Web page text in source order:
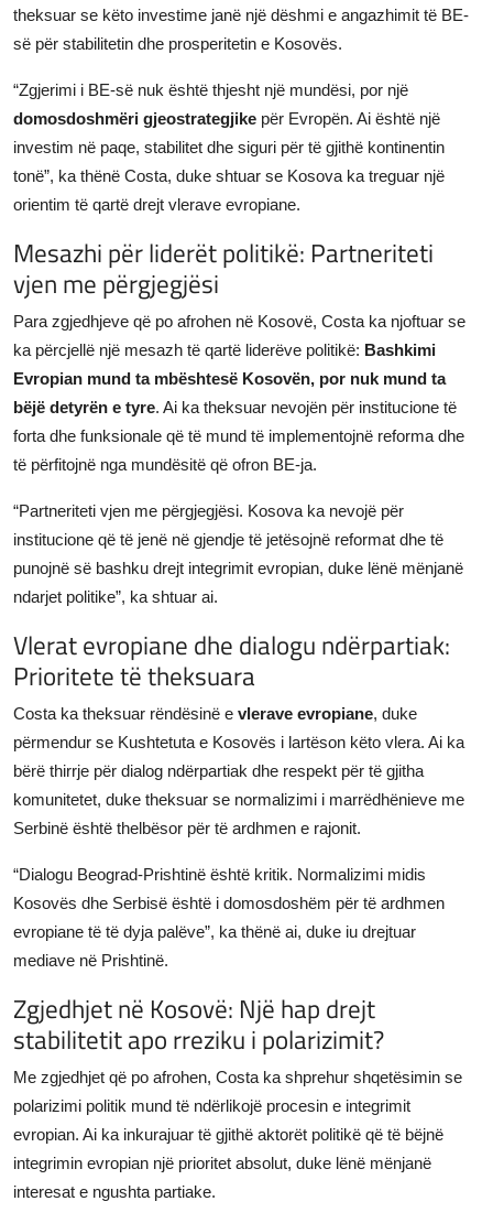
theksuar se këto investime janë një dëshmi e angazhimit të BE-
së për stabilitetin dhe prosperitetin e Kosovës.
“Zgjerimi i BE-së nuk është thjesht një mundësi, por një
domosdoshmëri gjeostrategjike për Evropën. Ai është një
investim në paqe, stabilitet dhe siguri për të gjithë kontinentin
tonë”, ka thënë Costa, duke shtuar se Kosova ka treguar një
orientim të qartë drejt vlerave evropiane.
Mesazhi për liderët politikë: Partneriteti
vjen me përgjegjësi
Para zgjedhjeve që po afrohen në Kosovë, Costa ka njoftuar se
ka përcjellë një mesazh të qartë liderëve politikë: Bashkimi
Evropian mund ta mbështesë Kosovën, por nuk mund ta
bëjë detyrën e tyre. Ai ka theksuar nevojën për institucione të
forta dhe funksionale që të mund të implementojnë reforma dhe
të përfitojnë nga mundësitë që ofron BE-ja.
“Partneriteti vjen me përgjegjësi. Kosova ka nevojë për
institucione që të jenë në gjendje të jetësojnë reformat dhe të
punojnë së bashku drejt integrimit evropian, duke lënë mënjanë
ndarjet politike”, ka shtuar ai.
Vlerat evropiane dhe dialogu ndërpartiak:
Prioritete të theksuara
Costa ka theksuar rëndësinë e vlerave evropiane, duke
përmendur se Kushtetuta e Kosovës i lartëson këto vlera. Ai ka
bërë thirrje për dialog ndërpartiak dhe respekt për të gjitha
komunitetet, duke theksuar se normalizimi i marrëdhënieve me
Serbinë është thelbësor për të ardhmen e rajonit.
“Dialogu Beograd-Prishtinë është kritik. Normalizimi midis
Kosovës dhe Serbisë është i domosdoshëm për të ardhmen
evropiane të të dyja palëve”, ka thënë ai, duke iu drejtuar
mediave në Prishtinë.
Zgjedhjet në Kosovë: Një hap drejt
stabilitetit apo rreziku i polarizimit?
Me zgjedhjet që po afrohen, Costa ka shprehur shqetësimin se
polarizimi politik mund të ndërlikojë procesin e integrimit
evropian. Ai ka inkurajuar të gjithë aktorët politikë që të bëjnë
integrimin evropian një prioritet absolut, duke lënë mënjanë
interesat e ngushta partiake.